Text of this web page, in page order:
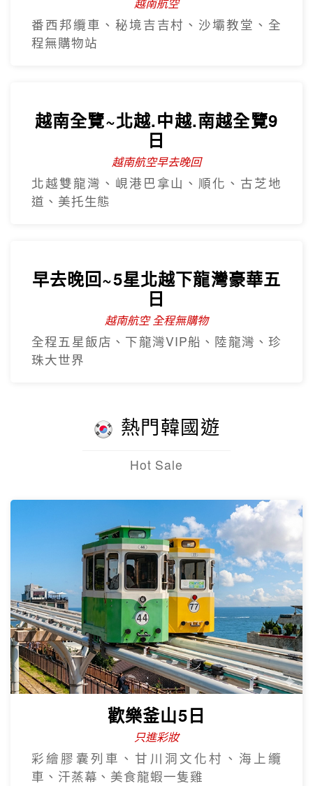
番西邦纜車、秘境吉吉村、沙壩教堂、全
程無購物站
越南全覽~北越.中越.南越全覽9
日
越南航空早去晚回
北越雙龍灣、峴港巴拿山、順化、古芝地
道、美托生態
早去晚回~5星北越下龍灣豪華五
日
越南航空 全程無購物
全程五星飯店、下龍灣VIP船、陸龍灣、珍
珠大世界
熱門韓國遊
Hot Sale
歡樂釜山5日
只進彩妝
彩繪膠囊列車、甘川洞文化村、海上纜
車、汗蒸幕、美食龍蝦一隻雞